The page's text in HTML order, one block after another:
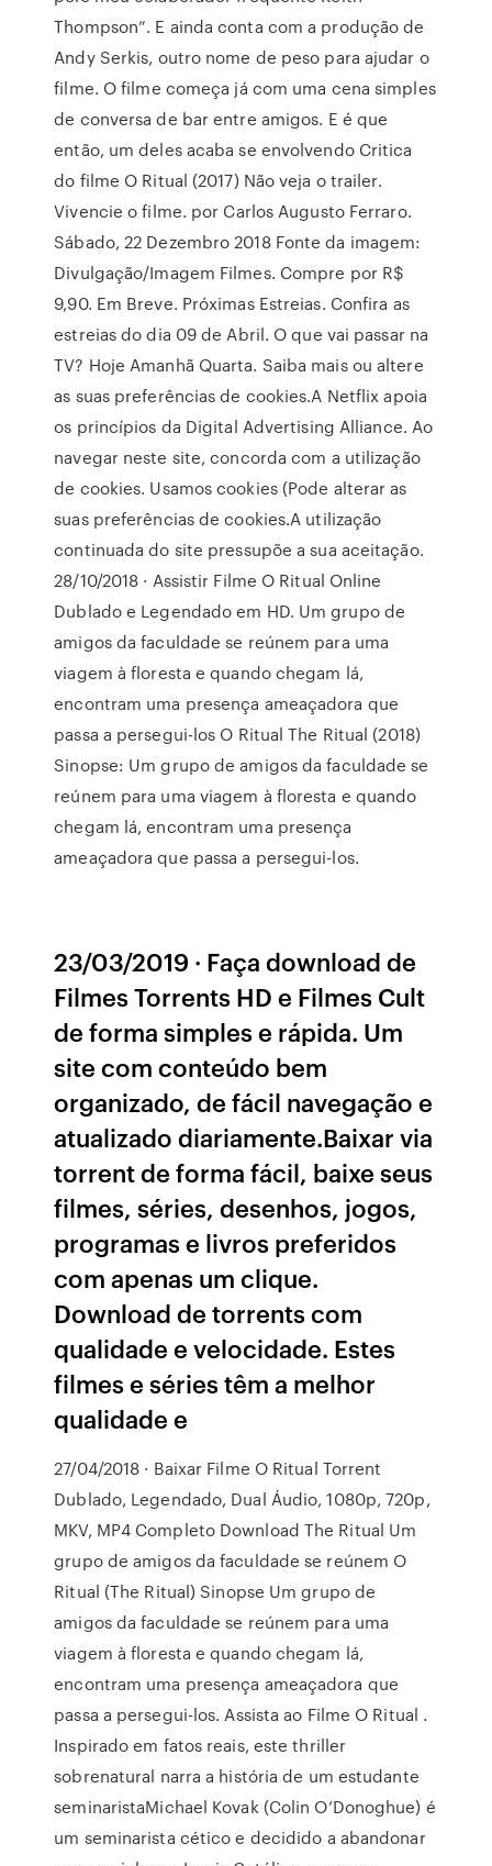
Thompson”. E ainda conta com a produção de
Andy Serkis, outro nome de peso para ajudar o
filme. O filme começa já com uma cena simples
de conversa de bar entre amigos. E é que
então, um deles acaba se envolvendo Critica
do filme O Ritual (2017) Não veja o trailer.
Vivencie o filme. por Carlos Augusto Ferraro.
Sábado, 22 Dezembro 2018 Fonte da imagem:
Divulgação/Imagem Filmes. Compre por R$
9,90. Em Breve. Próximas Estreias. Confira as
estreias do dia 09 de Abril. O que vai passar na
TV? Hoje Amanhã Quarta. Saiba mais ou altere
as suas preferências de cookies.A Netflix apoia
os princípios da Digital Advertising Alliance. Ao
navegar neste site, concorda com a utilização
de cookies. Usamos cookies (Pode alterar as
suas preferências de cookies.A utilização
continuada do site pressupõe a sua aceitação.
28/10/2018 · Assistir Filme O Ritual Online
Dublado e Legendado em HD. Um grupo de
amigos da faculdade se reúnem para uma
viagem à floresta e quando chegam lá,
encontram uma presença ameaçadora que
passa a persegui-los O Ritual The Ritual (2018)
Sinopse: Um grupo de amigos da faculdade se
reúnem para uma viagem à floresta e quando
chegam lá, encontram uma presença
ameaçadora que passa a persegui-los.
23/03/2019 · Faça download de
Filmes Torrents HD e Filmes Cult
de forma simples e rápida. Um
site com conteúdo bem
organizado, de fácil navegação e
atualizado diariamente.Baixar via
torrent de forma fácil, baixe seus
filmes, séries, desenhos, jogos,
programas e livros preferidos
com apenas um clique.
Download de torrents com
qualidade e velocidade. Estes
filmes e séries têm a melhor
qualidade e
27/04/2018 · Baixar Filme O Ritual Torrent
Dublado, Legendado, Dual Áudio, 1080p, 720p,
MKV, MP4 Completo Download The Ritual Um
grupo de amigos da faculdade se reúnem O
Ritual (The Ritual) Sinopse Um grupo de
amigos da faculdade se reúnem para uma
viagem à floresta e quando chegam lá,
encontram uma presença ameaçadora que
passa a persegui-los. Assista ao Filme O Ritual .
Inspirado em fatos reais, este thriller
sobrenatural narra a história de um estudante
seminaristaMichael Kovak (Colin O’Donoghue) é
um seminarista cético e decidido a abandonar